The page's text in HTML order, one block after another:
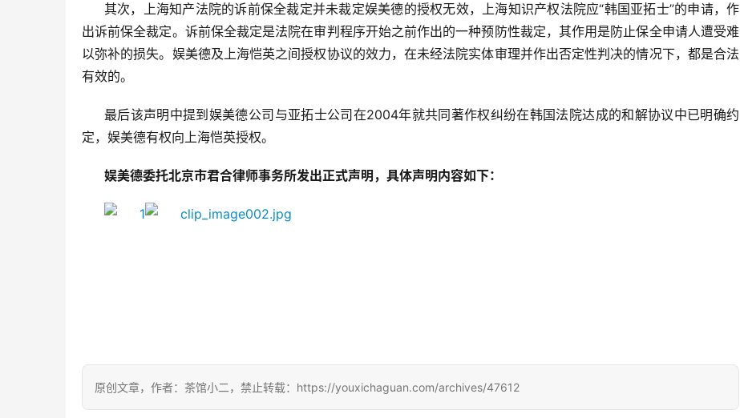
其次，上海知产法院的诉前保全裁定并未裁定娱美德的授权无效，上海知识产权法院应“韩国亚拓士”的申请，作
出诉前保全裁定。诉前保全裁定是法院在审判程序开始之前作出的一种预防性裁定，其作用是防止保全申请人遭受难
以弥补的损失。娱美德及上海恺英之间授权协议的效力，在未经法院实体审理并作出否定性判决的情况下，都是合法
有效的。
最后该声明中提到娱美德公司与亚拓士公司在2004年就共同著作权纠纷在韩国法院达成的和解协议中已明确约
定，娱美德有权向上海恺英授权。
娱美德委托北京市君合律师事务所发出正式声明，具体声明内容如下：
原创文章，作者：茶馆小二，禁止转载：https://youxichaguan.com/archives/47612